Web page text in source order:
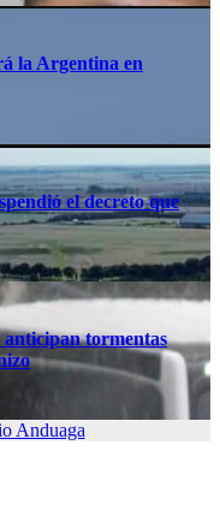
la Argentina en
el decreto que
tormentas
Anduaga